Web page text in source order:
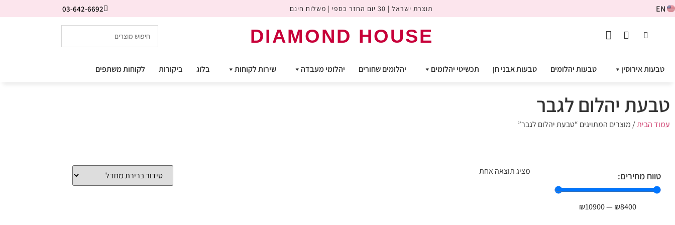
EN תוצרת ישראל | 30 יום החזר כספי | משלוח חינם 03-642-6692
DIAMOND HOUSE
טבעות אירוסין טבעות יהלומים טבעות אבני חן תכשיטי יהלומים יהלומים שחורים יהלומי מעבדה שירות לקוחות בלוג ביקורות לקוחות משתפים
טבעת יהלום לגבר
עמוד הבית/ מוצרים המתויגים “טבעת יהלום לגבר”
טווח מחירים:
₪8400
—
₪10900
מציג תוצאה אחת